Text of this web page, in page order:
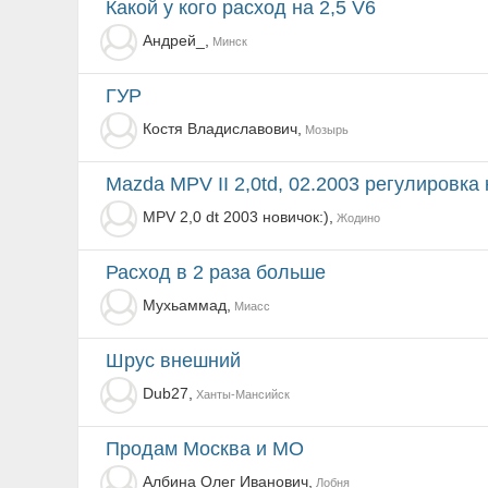
какой у кого расход на 2,5 V6
Андрей_, Минск
ГУР
Костя Владиславович, Мозырь
Mazda MPV II 2,0td, 02.2003 регулировка
MPV 2,0 dt 2003 новичок:), Жодино
Расход в 2 раза больше
Мухьаммад, Миасс
Шрус внешний
Dub27, Ханты-Мансийск
продам Москва и МО
Албина Олег Иванович, Лобня